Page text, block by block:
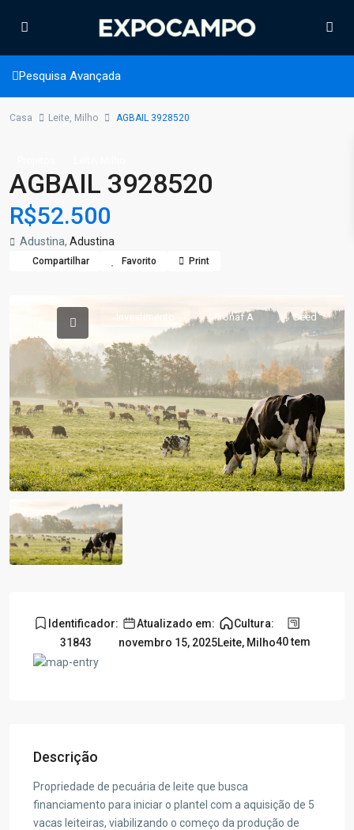
Pesquisa Avançada
Casa Leite, Milho AGBAIL 3928520
AGBAIL 3928520
R$52.500
Adustina, Adustina
Compartilhar Favorito Print
Investimento Pronaf A Seed
Identificador:
31843
Atualizado em:
novembro 15, 2025
Cultura:
Leite, Milho40 tem
Descrição
Propriedade de pecuária de leite que busca
financiamento para iniciar o plantel com a aquisição de 5
vacas leiteiras, viabilizando o começo da produção de